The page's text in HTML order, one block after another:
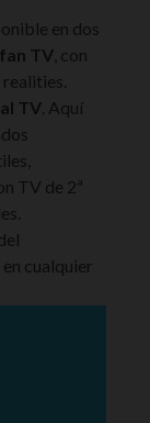
en dos
fan TV , con
realities.
TV. Aquí
TV de 2ª
cualquier